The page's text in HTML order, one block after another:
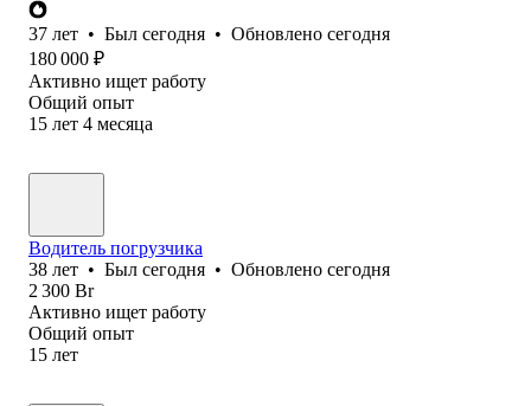
37 лет • Был сегодня • Обновлено сегодня
180 000 ₽
Активно ищет работу
Общий опыт
15 лет 4 месяца
Водитель погрузчика
38 лет • Был сегодня • Обновлено сегодня
2 300 Br
Активно ищет работу
Общий опыт
15 лет